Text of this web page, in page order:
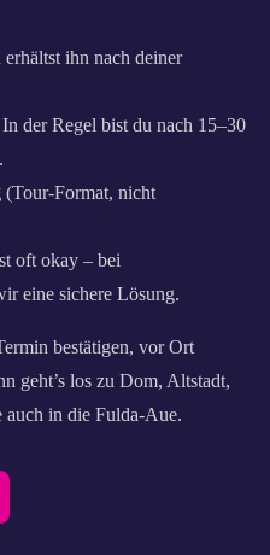
erhältst ihn nach deiner
In der Regel bist du nach 15–30
(Tour-Format, nicht
oft okay – bei
eine sichere Lösung.
bestätigen, vor Ort
geht’s los zu Dom, Altstadt,
auch in die Fulda-Aue.